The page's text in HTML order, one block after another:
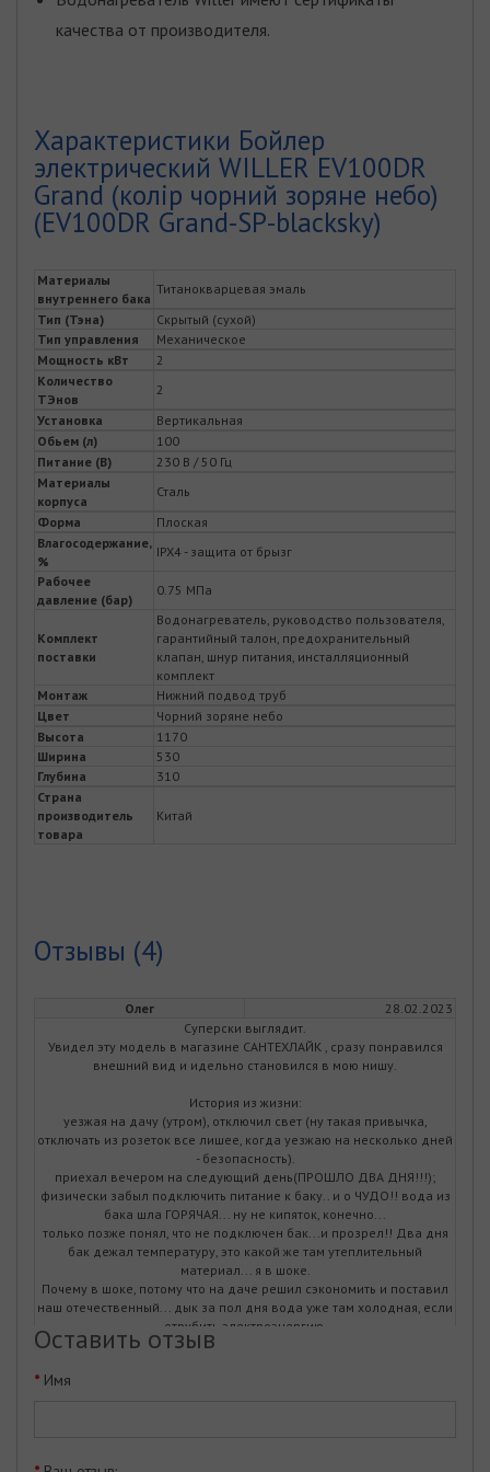
качества от производителя.
Характеристики Бойлер
электрический WILLER EV100DR
Grand (колір чорний зоряне небо)
(EV100DR Grand-SP-blacksky)
Материалы
внутреннего бака
Титанокварцевая эмаль
Тип (Тэна)
Скрытый (сухой)
Тип управления
Механическое
Мощность кВт
2
Количество
ТЭнов
2
Установка
Вертикальная
Обьем (л)
100
Питание (В)
230 В / 50 Гц
Материалы
корпуса
Сталь
Форма
Плоская
Влагосодержание,
%
IPX4 - защита от брызг
Рабочее
давление (бар)
0.75 МПа
Комплект
поставки
Водонагреватель, руководство пользователя,
гарантийный талон, предохранительный
клапан, шнур питания, инсталляционный
комплект
Монтаж
Нижний подвод труб
Цвет
Чорний зоряне небо
Высота
1170
Ширина
530
Глубина
310
Страна
производитель
товара
Китай
Отзывы (4)
Олег
28.02.2023
Суперски выглядит.
Увидел эту модель в магазине САНТЕХЛАЙК , сразу понравился
внешний вид и идельно становился в мою нишу.
История из жизни:
уезжая на дачу (утром), отключил свет (ну такая привычка,
отключать из розеток все лишее, когда уезжаю на несколько дней
- безопасность).
приехал вечером на следующий день(ПРОШЛО ДВА ДНЯ!!!);
физически забыл подключить питание к баку.. и о ЧУДО!! вода из
бака шла ГОРЯЧАЯ... ну не кипяток, конечно...
только позже понял, что не подключен бак...и прозрел!! Два дня
бак дежал температуру, это какой же там утеплительный
материал... я в шоке.
Почему в шоке, потому что на даче решил сэкономить и поставил
наш отечественный... дык за пол дня вода уже там холодная, если
отрубить электроэнергию.
Оставить отзыв
Имя